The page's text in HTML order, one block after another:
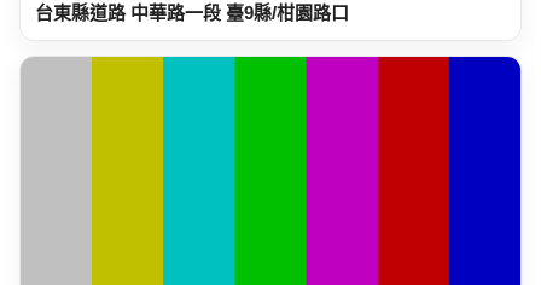
台東縣道路 中華路一段 臺9縣/柑園路口